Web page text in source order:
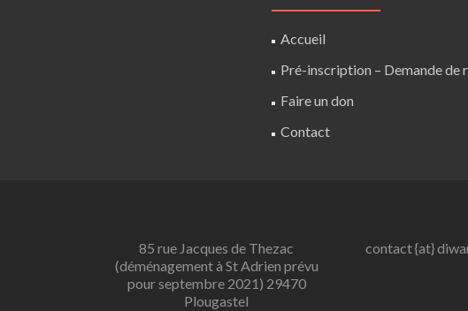
Accueil
Pré-inscription – Demande de
Faire un don
Contact
85 rue Jacques de Thezac
(déménagement à St Adrien prévu
pour septembre 2021) 29470
Plougastel
contact {at}